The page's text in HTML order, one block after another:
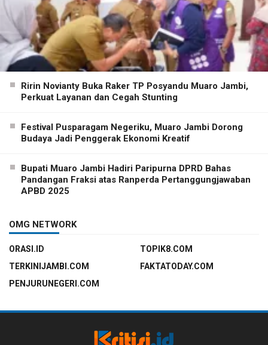
Ririn Novianty Buka Raker TP Posyandu Muaro Jambi,
Perkuat Layanan dan Cegah Stunting
Festival Pusparagam Negeriku, Muaro Jambi Dorong
Budaya Jadi Penggerak Ekonomi Kreatif
Bupati Muaro Jambi Hadiri Paripurna DPRD Bahas
Pandangan Fraksi atas Ranperda Pertanggungjawaban
APBD 2025
OMG NETWORK
ORASI.ID
TOPIK8.COM
TERKINIJAMBI.COM
FAKTATODAY.COM
PENJURUNEGERI.COM